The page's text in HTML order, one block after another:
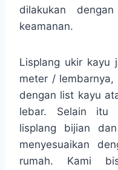
dilakukan
keamanan.
Lisplang ukir kayu
meter /
dengan list kayu
lebar. Selain itu
lisplang bijian
menyesuaikan
rumah. Kami